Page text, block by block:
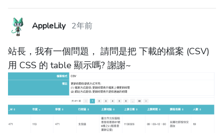
AppleLily 2年前
站長，我有一個問題， 請問是把 下載的檔案 (CSV)
用 CSS 的 table 顯示嗎? 謝謝~